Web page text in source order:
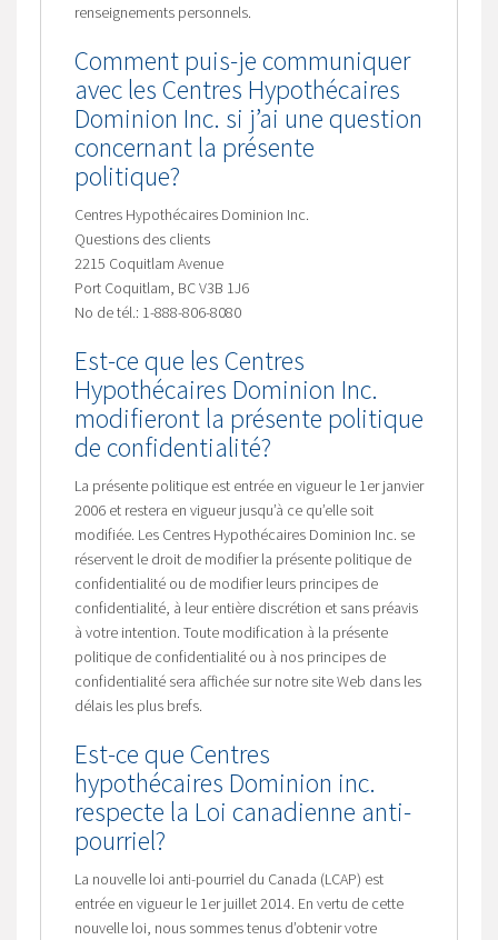
renseignements personnels.
Comment puis-je communiquer
avec les Centres Hypothécaires
Dominion Inc. si j’ai une question
concernant la présente
politique?
Centres Hypothécaires Dominion Inc.
Questions des clients
2215 Coquitlam Avenue
Port Coquitlam, BC V3B 1J6
No de tél.: 1-888-806-8080
Est-ce que les Centres
Hypothécaires Dominion Inc.
modifieront la présente politique
de confidentialité?
La présente politique est entrée en vigueur le 1er janvier
2006 et restera en vigueur jusqu’à ce qu’elle soit
modifiée. Les Centres Hypothécaires Dominion Inc. se
réservent le droit de modifier la présente politique de
confidentialité ou de modifier leurs principes de
confidentialité, à leur entière discrétion et sans préavis
à votre intention. Toute modification à la présente
politique de confidentialité ou à nos principes de
confidentialité sera affichée sur notre site Web dans les
délais les plus brefs.
Est-ce que Centres
hypothécaires Dominion inc.
respecte la Loi canadienne anti-
pourriel?
La nouvelle loi anti-pourriel du Canada (LCAP) est
entrée en vigueur le 1er juillet 2014. En vertu de cette
nouvelle loi, nous sommes tenus d’obtenir votre